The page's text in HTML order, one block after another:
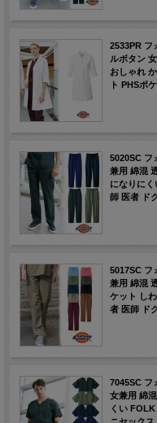
2533PR フ
ルボタン
おしゃれ
ト PHSポ
5020SC フ
兼用 綿混
になりに
師 医者 ド
5017SC フ
兼用 綿混
ケット し
者 医師 ド
7045SC フ
女兼用 綿
くい